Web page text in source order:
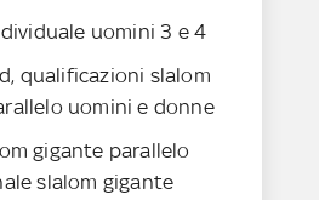
uomini 3 e 4
qualificazioni slalom
uomini e donne
gigante parallelo
slalom gigante